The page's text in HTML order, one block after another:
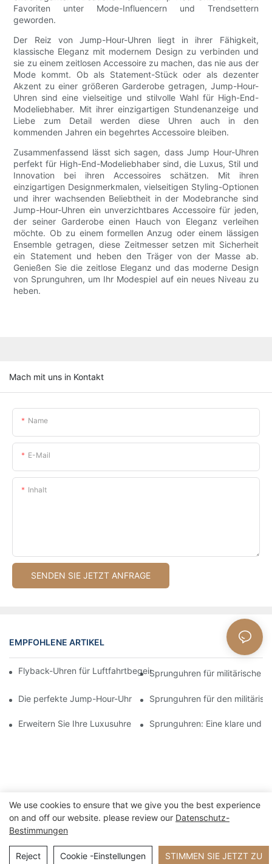
Favoriten unter Mode-Influencern und Trendsettern
geworden.
Der Reiz von Jump-Hour-Uhren liegt in ihrer Fähigkeit,
klassische Eleganz mit modernem Design zu verbinden und
sie zu einem zeitlosen Accessoire zu machen, das nie aus der
Mode kommt. Ob als Statement-Stück oder als dezenter
Akzent zu einer größeren Garderobe getragen, Jump-Hour-
Uhren sind eine vielseitige und stilvolle Wahl für High-End-
Modeliebhaber. Mit ihrer einzigartigen Stundenanzeige und
Liebe zum Detail werden diese Uhren auch in den
kommenden Jahren ein begehrtes Accessoire bleiben.
Zusammenfassend lässt sich sagen, dass Jump Hour-Uhren
perfekt für High-End-Modeliebhaber sind, die Luxus, Stil und
Innovation bei ihren Accessoires schätzen. Mit ihren
einzigartigen Designmerkmalen, vielseitigen Styling-Optionen
und ihrer wachsenden Beliebtheit in der Modebranche sind
Jump-Hour-Uhren ein unverzichtbares Accessoire für jeden,
der seiner Garderobe einen Hauch von Eleganz verleihen
möchte. Ob zu einem formellen Anzug oder einem lässigen
Ensemble getragen, diese Zeitmesser setzen mit Sicherheit
ein Statement und heben den Träger von der Masse ab.
Genießen Sie die zeitlose Eleganz und das moderne Design
von Sprunguhren, um Ihr Modespiel auf ein neues Niveau zu
heben.
Mach mit uns in Kontakt
Name
E-Mail
Inhalt
SENDEN SIE JETZT ANFRAGE
EMPFOHLENE ARTIKEL
Flyback-Uhren für Luftfahrtbegeisterte: Funktionalität und Stil
Sprunguhren für militärische
Die perfekte Jump-Hour-Uhr für Abenteurer und Entdecker
Sprunguhren für den
Erweitern Sie Ihre Luxusuhrensammlung mit Jump Hour-Uhren
Sprunguhren: Eine klare und
Copyright © 2026 Xiamen Nifer Electronics Co.,Ltd – www.niferwatch.com
|Seitenverzeichnis
We use cookies to ensure that we give you the best experience
on and off our website. please review our Datenschutz-
Bestimmungen
Reject Cookie -Einstellungen STIMMEN SIE JETZT ZU